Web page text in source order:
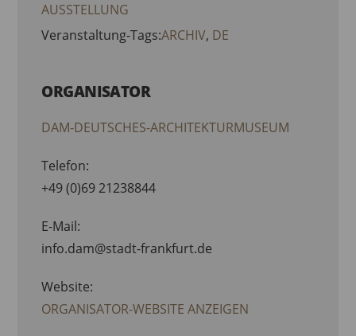
AUSSTELLUNG
Veranstaltung-Tags:ARCHIV, DE
ORGANISATOR
DAM-DEUTSCHES-ARCHITEKTURMUSEUM
Telefon:
+49 (0)69 21238844
E-Mail:
info.dam@stadt-frankfurt.de
Website:
ORGANISATOR-WEBSITE ANZEIGEN